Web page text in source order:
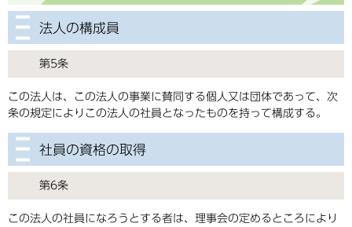
法人の構成員
第5条
この法人は、この法人の事業に賛同する個人又は団体であって、次
条の規定によりこの法人の社員となったものを持って構成する。
社員の資格の取得
第6条
この法人の社員になろうとする者は、理事会の定めるところにより